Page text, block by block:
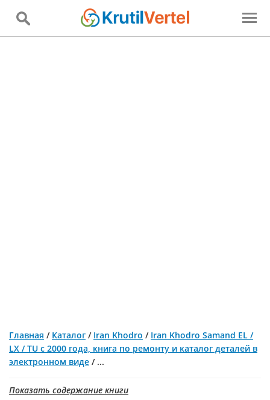
Главная / Каталог / Iran Khodro / Iran Khodro Samand EL /
LX / TU с 2000 года, книга по ремонту и каталог деталей в
электронном виде / ...
Показать содержание книги